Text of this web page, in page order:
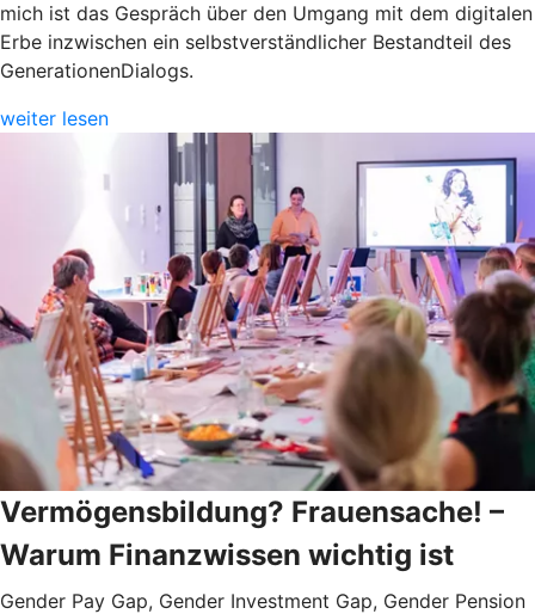
mich ist das Gespräch über den Umgang mit dem digitalen
Erbe inzwischen ein selbstverständlicher Bestandteil des
GenerationenDialogs.
weiter lesen
Vermögensbildung? Frauensache! –
Warum Finanzwissen wichtig ist
Gender Pay Gap, Gender Investment Gap, Gender Pension